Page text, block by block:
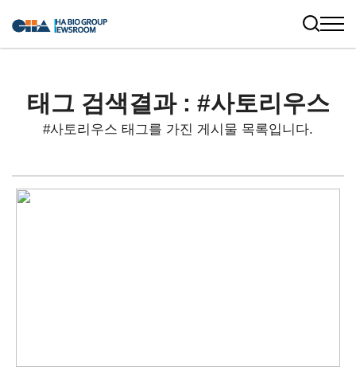
태그 검색결과 : #사토리우스
#사토리우스 태그를 가진 게시물 목록입니다.